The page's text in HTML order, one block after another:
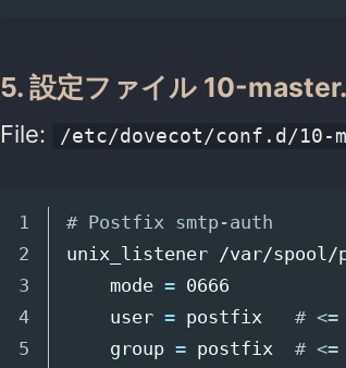
5. 設定ファイル 10-
File: /etc/dovecot/conf.d/10-
1
2
3
4
5
# Postfix smtp-auth
unix_listener /var/
    mode
= 0666
    user
= postfix # <=
    group
= postfix # <=